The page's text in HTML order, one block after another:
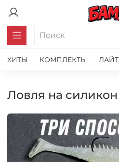
ХИТЫ КОМПЛЕКТЫ ЛАЙТ
ловля на силикон